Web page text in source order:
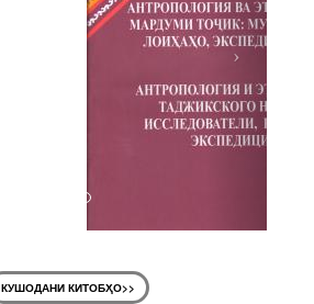
КУШОДАНИ КИТОБҲО>>